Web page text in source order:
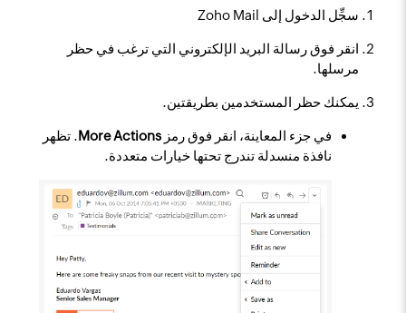
سجِّل الدخول إلى Zoho Mail
انقر فوق رسالة البريد الإلكتروني التي ترغب في حظر
مرسلها.
يمكنك حظر المستخدمين بطريقتين.
في جزء المعاينة، انقر فوق رمزMore Actions. تظهر
نافذة منسدلة تندرج تحتها خيارات متعددة.